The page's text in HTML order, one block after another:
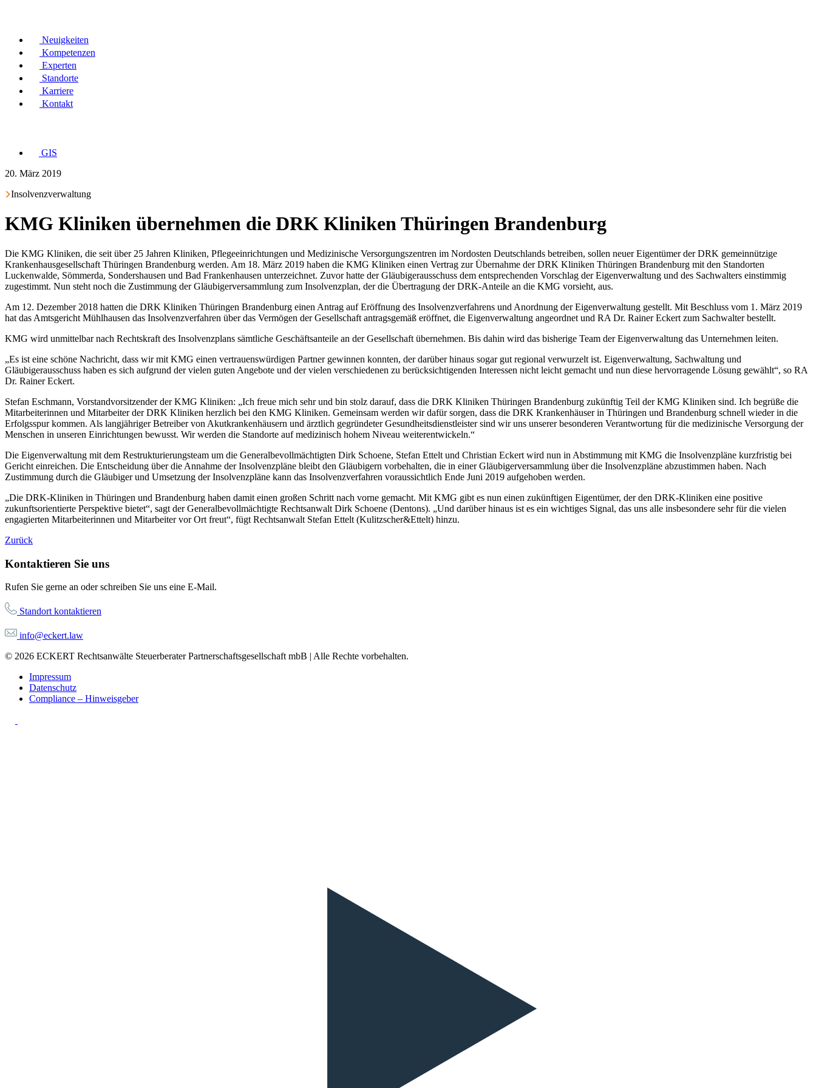
Neuigkeiten
Kompetenzen
Experten
Standorte
Karriere
Kontakt
GIS
20. März 2019
Insolvenzverwaltung
KMG Kliniken übernehmen die DRK Kliniken Thüringen Brandenburg
Die KMG Kliniken, die seit über 25 Jahren Kliniken, Pflegeeinrichtungen und Medizinische Versorgungszentren im Nordosten Deutschlands betreiben, sollen neuer Eigentümer der DRK gemeinnützige
Krankenhausgesellschaft Thüringen Brandenburg werden. Am 18. März 2019 haben die KMG Kliniken einen Vertrag zur Übernahme der DRK Kliniken Thüringen Brandenburg mit den Standorten
Luckenwalde, Sömmerda, Sondershausen und Bad Frankenhausen unterzeichnet. Zuvor hatte der Gläubigerausschuss dem entsprechenden Vorschlag der Eigenverwaltung und des Sachwalters einstimmig
zugestimmt. Nun steht noch die Zustimmung der Gläubigerversammlung zum Insolvenzplan, der die Übertragung der DRK-Anteile an die KMG vorsieht, aus.
Am 12. Dezember 2018 hatten die DRK Kliniken Thüringen Brandenburg einen Antrag auf Eröffnung des Insolvenzverfahrens und Anordnung der Eigenverwaltung gestellt. Mit Beschluss vom 1. März 2019
hat das Amtsgericht Mühlhausen das Insolvenzverfahren über das Vermögen der Gesellschaft antragsgemäß eröffnet, die Eigenverwaltung angeordnet und RA Dr. Rainer Eckert zum Sachwalter bestellt.
KMG wird unmittelbar nach Rechtskraft des Insolvenzplans sämtliche Geschäftsanteile an der Gesellschaft übernehmen. Bis dahin wird das bisherige Team der Eigenverwaltung das Unternehmen leiten.
„Es ist eine schöne Nachricht, dass wir mit KMG einen vertrauenswürdigen Partner gewinnen konnten, der darüber hinaus sogar gut regional verwurzelt ist. Eigenverwaltung, Sachwaltung und
Gläubigerausschuss haben es sich aufgrund der vielen guten Angebote und der vielen verschiedenen zu berücksichtigenden Interessen nicht leicht gemacht und nun diese hervorragende Lösung gewählt“, so RA
Dr. Rainer Eckert.
Stefan Eschmann, Vorstandvorsitzender der KMG Kliniken: „Ich freue mich sehr und bin stolz darauf, dass die DRK Kliniken Thüringen Brandenburg zukünftig Teil der KMG Kliniken sind. Ich begrüße die
Mitarbeiterinnen und Mitarbeiter der DRK Kliniken herzlich bei den KMG Kliniken. Gemeinsam werden wir dafür sorgen, dass die DRK Krankenhäuser in Thüringen und Brandenburg schnell wieder in die
Erfolgsspur kommen. Als langjähriger Betreiber von Akutkrankenhäusern und ärztlich gegründeter Gesundheitsdienstleister sind wir uns unserer besonderen Verantwortung für die medizinische Versorgung der
Menschen in unseren Einrichtungen bewusst. Wir werden die Standorte auf medizinisch hohem Niveau weiterentwickeln.“
Die Eigenverwaltung mit dem Restrukturierungsteam um die Generalbevollmächtigten Dirk Schoene, Stefan Ettelt und Christian Eckert wird nun in Abstimmung mit KMG die Insolvenzpläne kurzfristig bei
Gericht einreichen. Die Entscheidung über die Annahme der Insolvenzpläne bleibt den Gläubigern vorbehalten, die in einer Gläubigerversammlung über die Insolvenzpläne abzustimmen haben. Nach
Zustimmung durch die Gläubiger und Umsetzung der Insolvenzpläne kann das Insolvenzverfahren voraussichtlich Ende Juni 2019 aufgehoben werden.
„Die DRK-Kliniken in Thüringen und Brandenburg haben damit einen großen Schritt nach vorne gemacht. Mit KMG gibt es nun einen zukünftigen Eigentümer, der den DRK-Kliniken eine positive
zukunftsorientierte Perspektive bietet“, sagt der Generalbevollmächtigte Rechtsanwalt Dirk Schoene (Dentons). „Und darüber hinaus ist es ein wichtiges Signal, das uns alle insbesondere sehr für die vielen
engagierten Mitarbeiterinnen und Mitarbeiter vor Ort freut“, fügt Rechtsanwalt Stefan Ettelt (Kulitzscher&Ettelt) hinzu.
Zurück
Kontaktieren Sie uns
Rufen Sie gerne an oder schreiben Sie uns eine E-Mail.
Standort kontaktieren
info@eckert.law
© 2026 ECKERT Rechtsanwälte Steuerberater Partnerschaftsgesellschaft mbB | Alle Rechte vorbehalten.
Impressum
Datenschutz
Compliance – Hinweisgeber